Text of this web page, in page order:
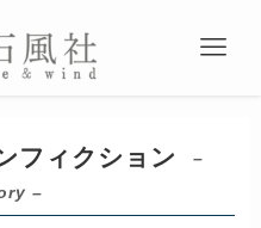
フィクション
–
–